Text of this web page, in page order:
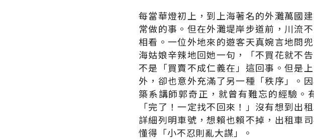
每當華燈初上，到上海著名的外灘萬國
常做的事。但在外灘堤岸步道前，川流
相看。一位外地來的遊客天真婉言地問
海姑娘辛辣地回她一句，「不買花就不
不是「買賣不成仁義在」這回事。但是
外，卻也意外充滿了另一種「秩序」。
築系講師郭奇正，就曾有難忘的經驗。
「完了！一定找不回來！」沒有想到出
詳細列明車號，想賴也賴不掉，出租車
懂得「小不忍則亂大謀」。